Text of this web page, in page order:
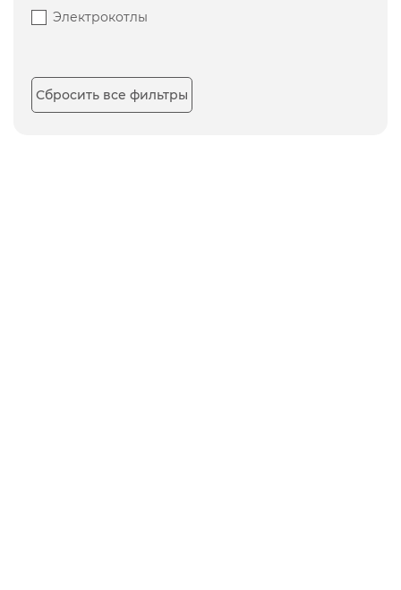
Электрокотлы
Сбросить все фильтры